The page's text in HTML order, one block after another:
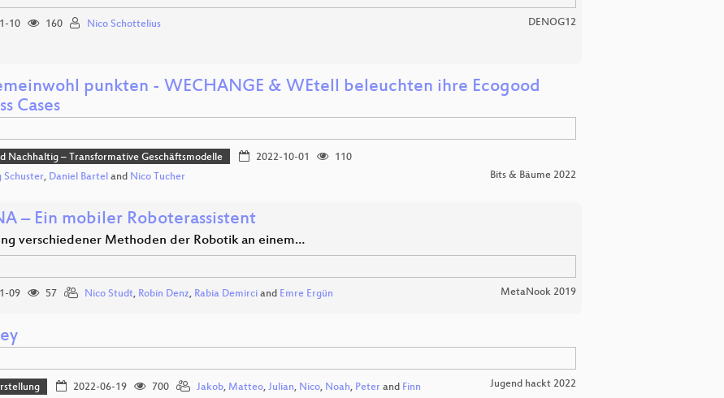
10 160 Nico Schottelius DENOG12
punkten - WECHANGE & WEtell beleuchten ihre Ecogood
Cases
Nachhaltig – Transformative Geschäftsmodelle 2022-10-01
110
Schuster, Daniel Bartel and Nico Tucher Bits & Bäume 2022
– Ein mobiler Roboterassistent
verschiedener Methoden der Robotik an einem…
09 57 Nico Studt, Robin Denz, Rabia Demirci and Emre Ergün MetaNook 2019
2022-06-19 700 Jakob, Matteo, Julian, Nico, Noah, Peterand Finn Jugend hackt 2022